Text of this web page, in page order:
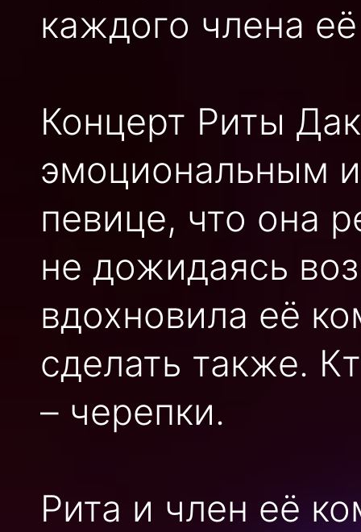
каждого члена
Концерт Риты
эмоциональным
певице, что она
не дожидаясь
вдохновила её
сделать также.
– черепки.
Рита и член её